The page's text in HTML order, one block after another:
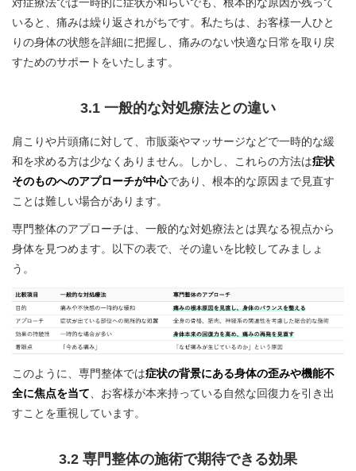
対症療法では一時的に症状が和らいでも、根本的な原因が残って
いると、痛みは繰り返されがちです。私たちは、お客様一人ひと
りの身体の状態を詳細に把握し、痛みのない快適な日常を取り戻
すためのサポートをいたします。
3.1 一般的な対処療法との違い
肩こりや片頭痛に対して、市販薬やマッサージなどで一時的な緩
和を求める方は少なくありません。しかし、これらの方法は症状
そのものへのアプローチが中心であり、根本的な原因まで見直す
ことは難しい場合があります。
専門整体のアプローチは、一般的な対処療法とは異なる視点から
身体を見つめます。以下の表で、その違いを比較してみましょ
う。
このように、専門整体では症状の背景にある身体の歪みや機能不
全に焦点を当て、お客様が本来持っている自然な回復力を引き出
すことを重視しています。
3.2 専門整体の施術で期待できる効果